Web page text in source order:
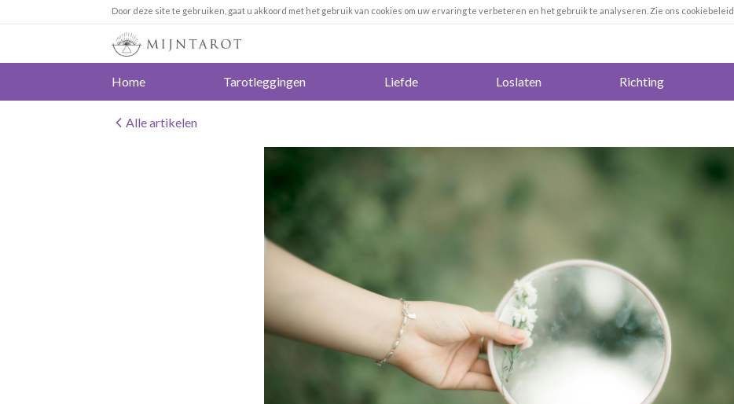
Door deze site te gebruiken, gaat u akkoord met het gebruik van cookies om uw ervaring te verbeteren en het gebruik te analyseren. Zie ons cookiebeleid.
Home Tarotleggingen Liefde Loslaten Richting
Alle artikelen